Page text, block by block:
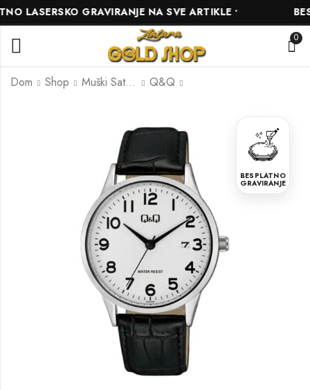
GRAVIRANJE NA SVE ARTIKLE •
0
Dom Shop Muški Satovi Q&Q
Q&Q C68A-005PY
Q&Q Q68A-002PY
BESPLATNO
GRAVIRANJE